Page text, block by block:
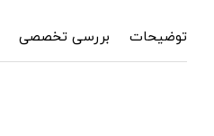
توضیحات بررسی تخصصی